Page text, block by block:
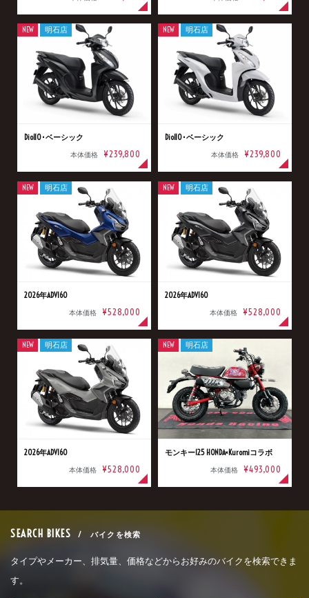
Dio110･ベーシック
本体価格 ¥239,800
NEW 明石店
Dio110･ベーシック
本体価格 ¥239,800
NEW 明石店
2026年ADV160
本体価格 ¥528,000
NEW 明石店
2026年ADV160
本体価格 ¥528,000
NEW 明石店
2026年ADV160
本体価格 ¥528,000
NEW 明石店
モンキー125 HONDA×Kuromiコラボ
本体価格 ¥493,000
NEW 明石店
SEARCH BIKES / バイクを検索
タイプやメーカー、排気量、価格などからお好みのバイクを検索できま
す。